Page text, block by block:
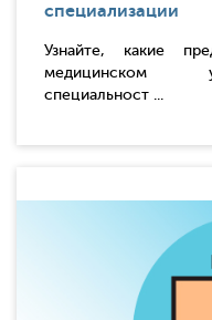
специализации
Узнайте, какие
медицинском
специальност ...